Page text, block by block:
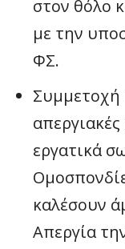
στον θόλο
με την
ΦΣ.
Συμμετοχή
εργατικά
καλέσουν
Απεργία